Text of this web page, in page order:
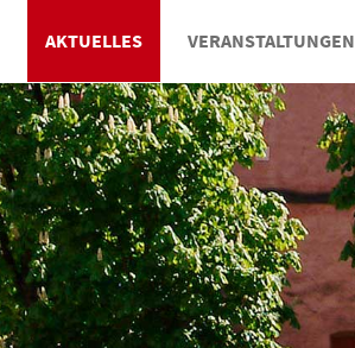
AKTUELLES VERANSTALTUNGEN